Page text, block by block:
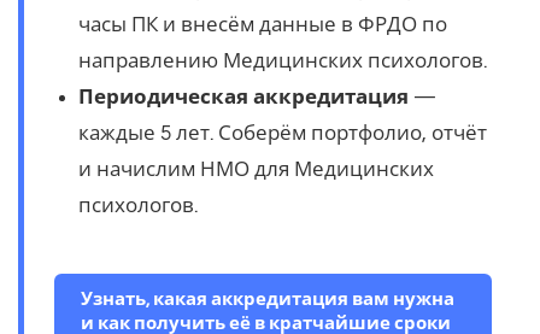
часы ПК и внесём данные в ФРДО по
направлению Медицинских психологов.
Периодическая аккредитация —
каждые 5 лет. Соберём портфолио, отчёт
и начислим НМО для Медицинских
психологов.
Узнать, какая аккредитация вам нужна
и как получить её в кратчайшие сроки